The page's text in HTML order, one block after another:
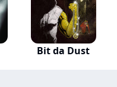
Bit da Dust